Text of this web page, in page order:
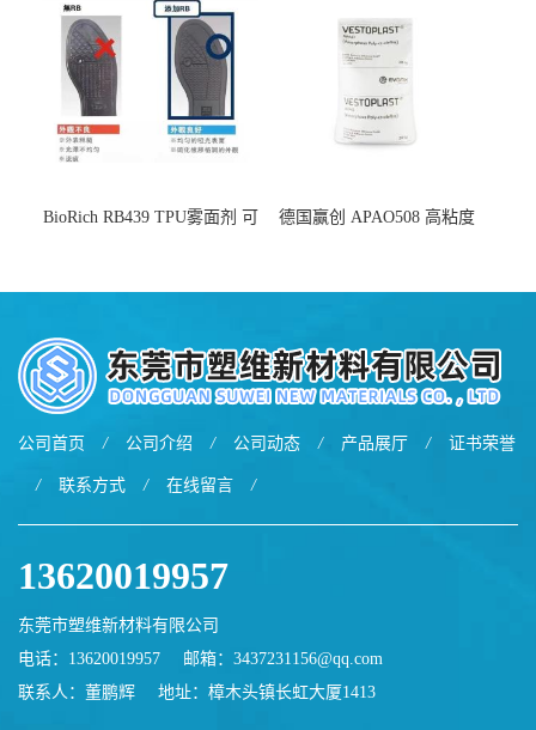
BioRich RB439 TPU雾面剂 可
德国赢创 APAO508 高粘度
公司首页 / 公司介绍 / 公司动态 / 产品展厅 / 证书荣誉
/ 联系方式 / 在线留言 /
13620019957
东莞市塑维新材料有限公司
电话：13620019957
邮箱： 3437231156@qq.com
联系人：董鹏辉
地址：樟木头镇长虹大厦1413